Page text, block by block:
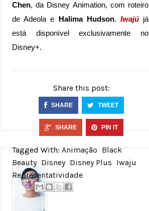
Chen, da Disney Animation, com roteiro
de Adeola e Halima Hudson. Iwajújá
está disponível exclusivamente no
Disney+.
Share this post:
SHARE TWEET
SHARE PIN IT
Tagged With: Animação Black
Beauty Disney Disney Plus Iwaju
Representatividade